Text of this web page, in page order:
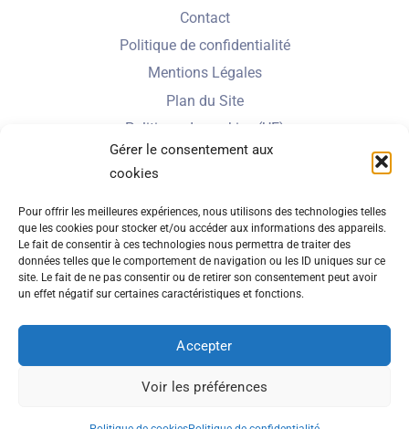
Gérer le consentement aux
cookies
Pour offrir les meilleures expériences, nous utilisons des technologies telles
que les cookies pour stocker et/ou accéder aux informations des appareils.
Le fait de consentir à ces technologies nous permettra de traiter des
données telles que le comportement de navigation ou les ID uniques sur ce
site. Le fait de ne pas consentir ou de retirer son consentement peut avoir
un effet négatif sur certaines caractéristiques et fonctions.
Accepter
Voir les préférences
Contact
Politique de confidentialité
Mentions Légales
Plan du Site
Politique de cookies (UE)
Nbe total de visites depuis 2022 :
© 2026 Amicale des Hospitaliers Nantais - Tous droits réservés